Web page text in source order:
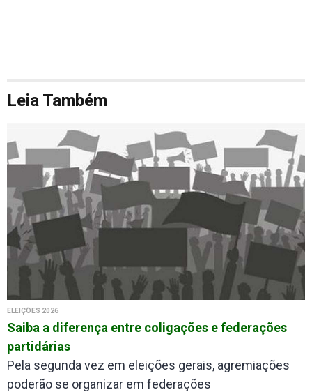
Leia Também
ELEIÇÕES 2026
Saiba a diferença entre coligações e federações
partidárias
Pela segunda vez em eleições gerais, agremiações
poderão se organizar em federações